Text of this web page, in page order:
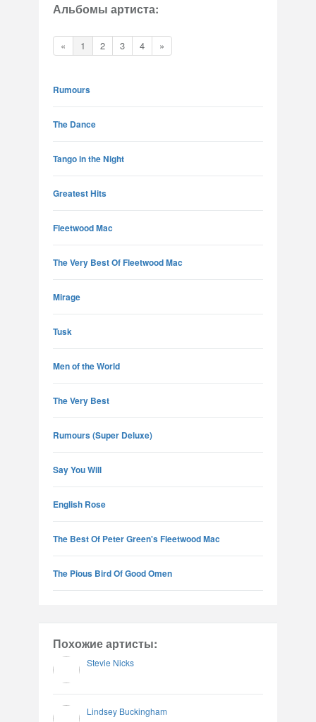
Альбомы артиста:
« 1 2 3 4 »
Rumours
The Dance
Tango in the Night
Greatest Hits
Fleetwood Mac
The Very Best Of Fleetwood Mac
Mirage
Tusk
Men of the World
The Very Best
Rumours (Super Deluxe)
Say You Will
English Rose
The Best Of Peter Green's Fleetwood Mac
The Pious Bird Of Good Omen
Похожие артисты:
Stevie Nicks
Lindsey Buckingham